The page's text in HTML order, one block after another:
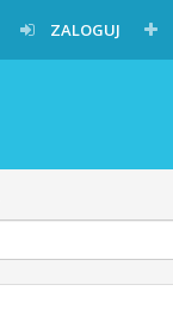
ZALOGUJ